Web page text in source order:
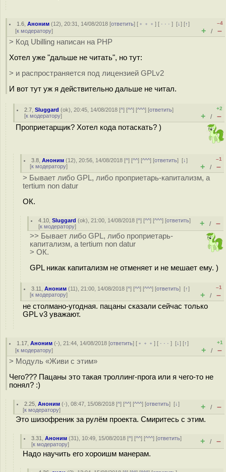
1.6 ,Аноним (12), 20:31, 14/08/2018 [ответить] [ ﹢﹢﹢] [ · · ·][↓] [↑]
[к модератору]
–4
+ / –
> Код Ubilling написан на PHP
Хотел уже "дальше не читать", но тут:
> и распространяется под лицензией GPLv2
И вот тут уж я действительно дальше не читал.
2.7 ,Sluggard (ok), 20:45, 14/08/2018 [^] [^^] [^^^] [ответить]
[к модератору]
+2
+ / –
Проприетарщик? Хотел кода потаскать? )
3.8 ,Аноним (12), 20:56, 14/08/2018 [^] [^^] [^^^] [ответить][↓]
[к модератору]
–1
+ / –
> Бывает либо GPL, либо проприетарь-капитализм, а
tertium non datur
ОК.
4.10 ,Sluggard (ok), 21:00, 14/08/2018 [^] [^^] [^^^] [ответить]
[к модератору] + / –
>> Бывает либо GPL, либо проприетарь-
капитализм, а tertium non datur
> ОК.
GPL никак капитализм не отменяет и не мешает ему. )
3.11 ,Аноним (11), 21:00, 14/08/2018 [^] [^^] [^^^] [ответить][↑]
[к модератору]
–1
+ / –
не столмано-угодная. пацаны сказали сейчас только
GPL v3 уважают.
1.17 ,Аноним (-), 21:44, 14/08/2018 [ответить] [ ﹢﹢﹢] [ · · ·][↓] [↑]
[к модератору]
+1
+ / –
> Модуль «Живи с этим»
Чего??? Пацаны это такая троллинг-прога или я чего-то не
понял? :)
2.25 ,Аноним (-), 08:47, 15/08/2018 [^] [^^] [^^^] [ответить][↓]
[к модератору] + / –
Это шизофреник за рулём проекта. Смиритесь с этим.
3.31 ,Аноним (31), 10:49, 15/08/2018 [^] [^^] [^^^] [ответить]
[к модератору] + / –
Надо научить его хороишм манерам.